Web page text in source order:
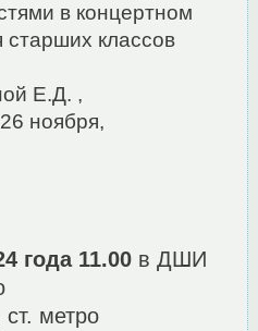
в концертном
классов
Е.Д. ,
ноября,
года 11.00 в ДШИ
метро